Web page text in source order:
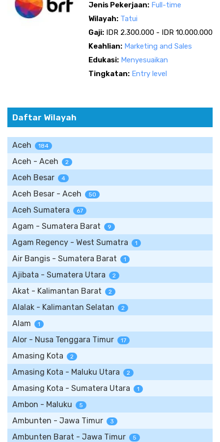
Jenis Pekerjaan: Full-time
Wilayah: Tatui
Gaji: IDR 2.300.000 - IDR 10.000.000
Keahlian: Marketing and Sales
Edukasi: Menyesuaikan
Tingkatan: Entry level
Daftar Wilayah
Aceh 184
Aceh - Aceh 2
Aceh Besar 4
Aceh Besar - Aceh 50
Aceh Sumatera 67
Agam - Sumatera Barat 9
Agam Regency - West Sumatra 1
Air Bangis - Sumatera Barat 1
Ajibata - Sumatera Utara 2
Akat - Kalimantan Barat 2
Alalak - Kalimantan Selatan 2
Alam 1
Alor - Nusa Tenggara Timur 17
Amasing Kota 2
Amasing Kota - Maluku Utara 2
Amasing Kota - Sumatera Utara 1
Ambon - Maluku 5
Ambunten - Jawa Timur 3
Ambunten Barat - Jawa Timur 5